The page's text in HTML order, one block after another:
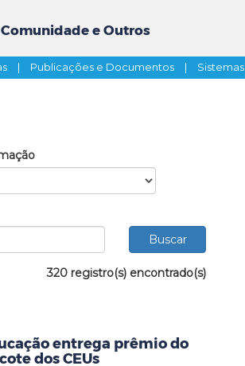
Comunidade e Outros
| Publicações e Documentos | Sistemas
320 registro(s) encontrado(s)
entrega prêmio do
dos CEUs